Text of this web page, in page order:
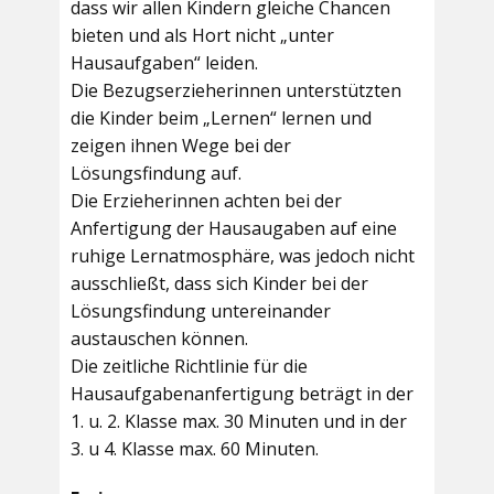
dass wir allen Kindern gleiche Chancen
bieten und als Hort nicht „unter
Hausaufgaben“ leiden.
Die Bezugserzieherinnen unterstützten
die Kinder beim „Lernen“ lernen und
zeigen ihnen Wege bei der
Lösungsfindung auf.
Die Erzieherinnen achten bei der
Anfertigung der Hausaugaben auf eine
ruhige Lernatmosphäre, was jedoch nicht
ausschließt, dass sich Kinder bei der
Lösungsfindung untereinander
austauschen können.
Die zeitliche Richtlinie für die
Hausaufgabenanfertigung beträgt in der
1. u. 2. Klasse max. 30 Minuten und in der
3. u 4. Klasse max. 60 Minuten.